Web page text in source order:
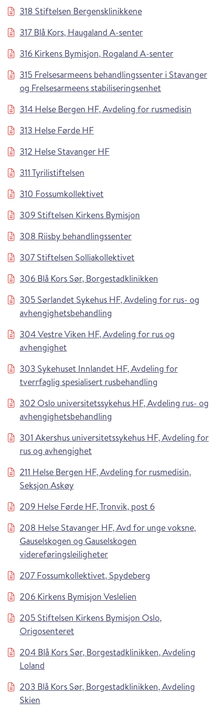
318 Stiftelsen Bergensklinikkene
317 Blå Kors, Haugaland A-senter
316 Kirkens Bymisjon, Rogaland A-senter
315 Frelsesarmeens behandlingssenter i Stavanger
og Frelsesarmeens stabiliseringsenhet
314 Helse Bergen HF, Avdeling for rusmedisin
313 Helse Førde HF
312 Helse Stavanger HF
311 Tyrilistiftelsen
310 Fossumkollektivet
309 Stiftelsen Kirkens Bymisjon
308 Riisby behandlingssenter
307 Stiftelsen Solliakollektivet
306 Blå Kors Sør, Borgestadklinikken
305 Sørlandet Sykehus HF, Avdeling for rus- og
avhengighetsbehandling
304 Vestre Viken HF, Avdeling for rus og
avhengighet
303 Sykehuset Innlandet HF, Avdeling for
tverrfaglig spesialisert rusbehandling
302 Oslo universitetssykehus HF, Avdeling rus- og
avhengighetsbehandling
301 Akershus universitetssykehus HF, Avdeling for
rus og avhengighet
211 Helse Bergen HF, Avdeling for rusmedisin,
Seksjon Askøy
209 Helse Førde HF, Tronvik, post 6
208 Helse Stavanger HF, Avd for unge voksne,
Gauselskogen og Gauselskogen
videreføringsleiligheter
207 Fossumkollektivet, Spydeberg
206 Kirkens Bymisjon Veslelien
205 Stiftelsen Kirkens Bymisjon Oslo,
Origosenteret
204 Blå Kors Sør, Borgestadklinikken, Avdeling
Loland
203 Blå Kors Sør, Borgestadklinikken, Avdeling
Skien